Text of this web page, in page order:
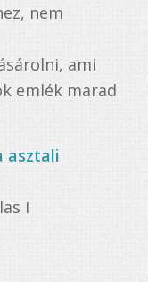
nem
ami
emlék marad
asztali
I